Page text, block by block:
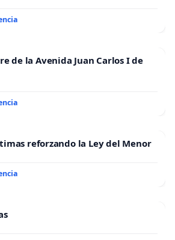
de la Avenida Juan Carlos I de
reforzando la Ley del Menor